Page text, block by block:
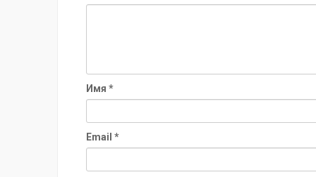
Имя *
Email *